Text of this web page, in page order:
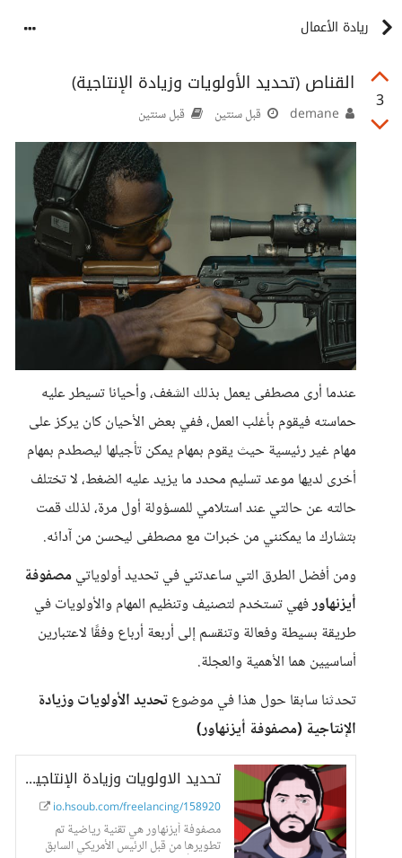
ريادة الأعمال
3
القناص (تحديد الأولويات وزيادة الإنتاجية)
قبل سنتين قبل سنتين
عندما أرى مصطفى يعمل بذلك الشغف، وأحيانا تسيطر عليه
حماسته فيقوم بأغلب العمل، ففي بعض الأحيان كان يركز على
مهام غير رئيسية حيث يقوم بمهام يمكن تأجيلها ليصطدم بمهام
أخرى لديها موعد تسليم محدد ما يزيد عليه الضغط، لا تختلف
حالته عن حالتي عند استلامي للمسؤولة أول مرة، لذلك قمت
بتشارك ما يمكنني من خبرات مع مصطفى ليحسن من آدائه.
ومن أفضل الطرق التي ساعدتني في تحديد أولوياتيمصفوفة
أيزنهاورفهي تستخدم لتصنيف وتنظيم المهام والأولويات في
طريقة بسيطة وفعالة وتنقسم إلى أربعة أرباع وفقًا لاعتبارين
أساسيين هما الأهمية والعجلة.
تحدثنا سابقا حول هذا في موضوعتحديد الأولويات وزيادة
الإنتاجية (مصفوفة أيزنهاور)
تحديد الاولويات وزيادة الإنتاجية - حسوب I/O
io.hsoub.com/freelancing/158920
مصفوفة أيزنهاور هي تقنية رياضية تم
تطويرها من قبل الرئيس الأمريكي السابق